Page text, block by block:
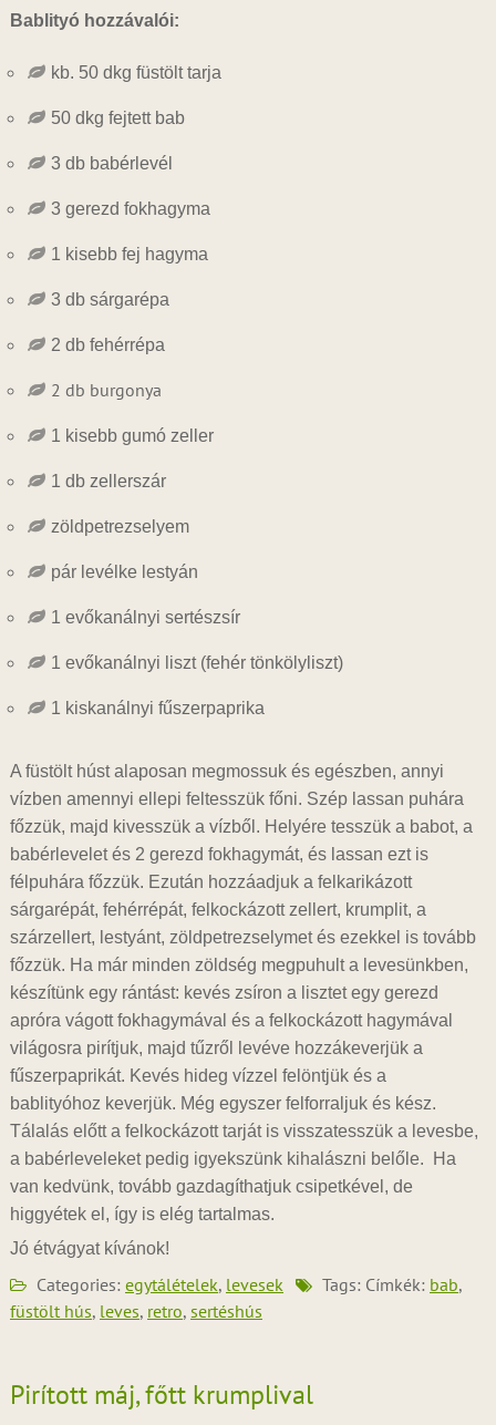
Bablityó hozzávalói:
kb. 50 dkg füstölt tarja
50 dkg fejtett bab
3 db babérlevél
3 gerezd fokhagyma
1 kisebb fej hagyma
3 db sárgarépa
2 db fehérrépa
2 db burgonya
1 kisebb gumó zeller
1 db zellerszár
zöldpetrezselyem
pár levélke lestyán
1 evőkanálnyi sertészsír
1 evőkanálnyi liszt (fehér tönkölyliszt)
1 kiskanálnyi fűszerpaprika
A füstölt húst alaposan megmossuk és egészben, annyi
vízben amennyi ellepi feltesszük főni. Szép lassan puhára
főzzük, majd kivesszük a vízből. Helyére tesszük a babot, a
babérlevelet és 2 gerezd fokhagymát, és lassan ezt is
félpuhára főzzük. Ezután hozzáadjuk a felkarikázott
sárgarépát, fehérrépát, felkockázott zellert, krumplit, a
szárzellert, lestyánt, zöldpetrezselymet és ezekkel is tovább
főzzük. Ha már minden zöldség megpuhult a levesünkben,
készítünk egy rántást: kevés zsíron a lisztet egy gerezd
apróra vágott fokhagymával és a felkockázott hagymával
világosra pirítjuk, majd tűzről levéve hozzákeverjük a
fűszerpaprikát. Kevés hideg vízzel felöntjük és a
bablityóhoz keverjük. Még egyszer felforraljuk és kész.
Tálalás előtt a felkockázott tarját is visszatesszük a levesbe,
a babérleveleket pedig igyekszünk kihalászni belőle. Ha
van kedvünk, tovább gazdagíthatjuk csipetkével, de
higgyétek el, így is elég tartalmas.
Jó étvágyat kívánok!
Categories: egytálételek, levesek Tags: Címkék: bab,
füstölt hús, leves, retro, sertéshús
Pirított máj, főtt krumplival